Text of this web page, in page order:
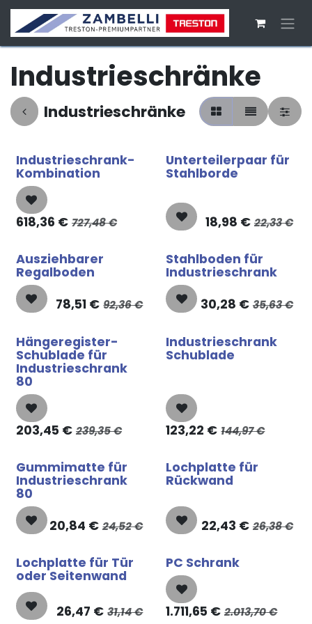
Zum Inhalt springen
Industrieschränke
Industrieschränke
Industrieschrank-
Kombination
618,36 € 727,48€
Unterteilerpaar für
Stahlborde
18,98 € 22,33€
Ausziehbarer
Regalboden
78,51 € 92,36€
Stahlboden für
Industrieschrank
30,28 € 35,63€
Hängeregister-
Schublade für
Industrieschrank
80
203,45 € 239,35€
Industrieschrank
Schublade
123,22 € 144,97€
Gummimatte für
Industrieschrank
80
20,84 € 24,52€
Lochplatte für
Rückwand
22,43 € 26,38€
Lochplatte für Tür
oder Seitenwand
26,47 € 31,14€
PC Schrank
1.711,65 € 2.013,70€